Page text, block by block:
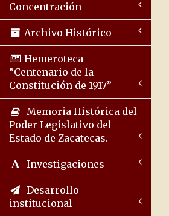
Concentración
Archivo Histórico
Hemeroteca
“Centenario de la
Constitución de 1917”
Memoria Histórica del
Poder Legislativo del
Estado de Zacatecas.
Investigaciones
Desarrollo
institucional